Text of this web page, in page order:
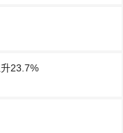
23.7%